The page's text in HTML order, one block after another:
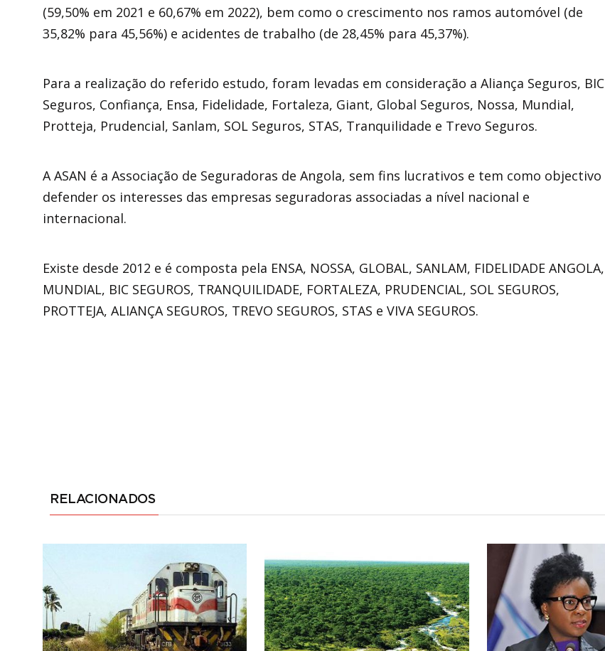
(59,50% em 2021 e 60,67% em 2022), bem como o crescimento nos ramos automóvel (de
35,82% para 45,56%) e acidentes de trabalho (de 28,45% para 45,37%).
Para a realização do referido estudo, foram levadas em consideração a Aliança Seguros, BIC
Seguros, Confiança, Ensa, Fidelidade, Fortaleza, Giant, Global Seguros, Nossa, Mundial,
Protteja, Prudencial, Sanlam, SOL Seguros, STAS, Tranquilidade e Trevo Seguros.
A ASAN é a Associação de Seguradoras de Angola, sem fins lucrativos e tem como objectivo
defender os interesses das empresas seguradoras associadas a nível nacional e
internacional.
Existe desde 2012 e é composta pela ENSA, NOSSA, GLOBAL, SANLAM, FIDELIDADE ANGOLA,
MUNDIAL, BIC SEGUROS, TRANQUILIDADE, FORTALEZA, PRUDENCIAL, SOL SEGUROS,
PROTTEJA, ALIANÇA SEGUROS, TREVO SEGUROS, STAS e VIVA SEGUROS.
RELACIONADOS